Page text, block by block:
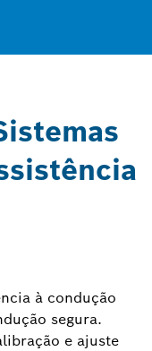
à condução
segura.
e ajuste